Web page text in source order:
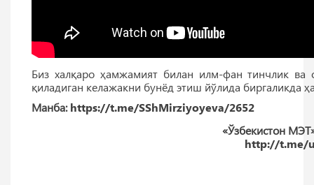
Биз халқаро ҳамжамият билан илм-фан тинчлик ва
қиладиган келажакни бунёд этиш йўлида биргаликда
Манба: https://t.me/SShMirziyoyeva/2652
«Ўзбекистон
http://t.me/